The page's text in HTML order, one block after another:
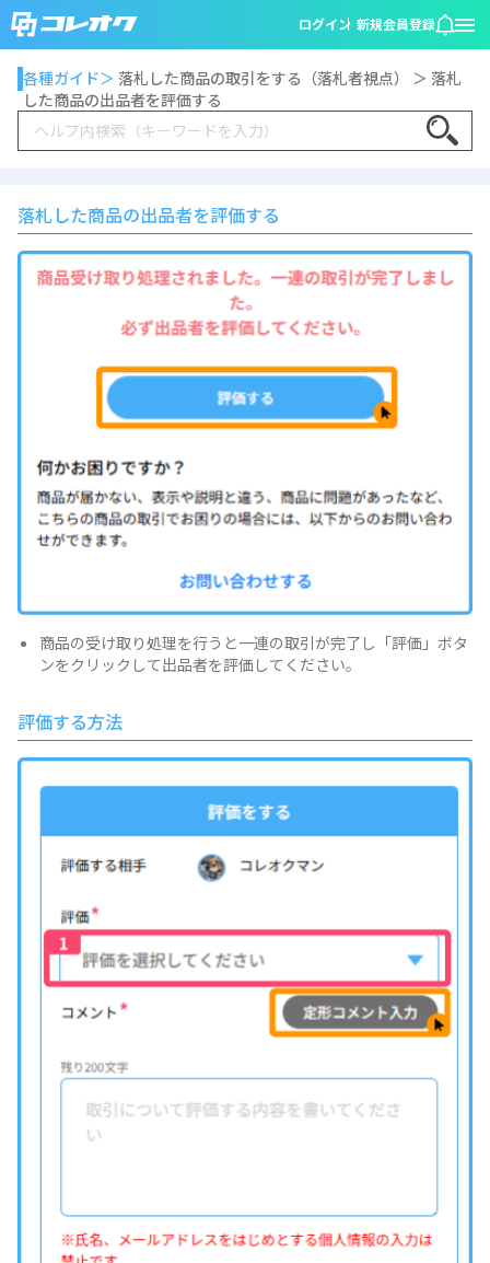
ログイン 新規会員登録
各種ガイド＞ 落札した商品の取引をする（落札者視点） ＞ 落札
した商品の出品者を評価する
Search
落札した商品の出品者を評価する
商品の受け取り処理を行うと一連の取引が完了し「評価」ボタ
ンをクリックして出品者を評価してください。
評価する方法